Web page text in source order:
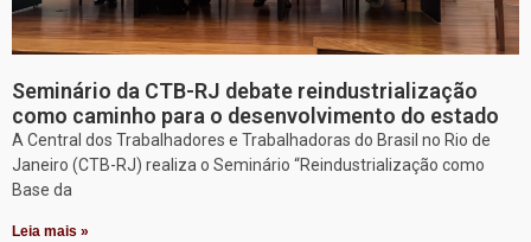
Seminário da CTB-RJ debate reindustrialização
como caminho para o desenvolvimento do estado
A Central dos Trabalhadores e Trabalhadoras do Brasil no Rio de
Janeiro (CTB-RJ) realiza o Seminário “Reindustrialização como
Base da
Leia mais »